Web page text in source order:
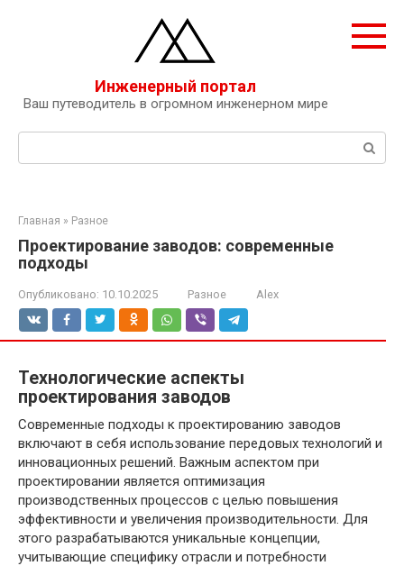
Инженерный портал
Ваш путеводитель в огромном инженерном мире
Поиск:
Главная » Разное
Проектирование заводов: современные
подходы
Опубликовано: 10.10.2025 Разное Alex
Технологические аспекты
проектирования заводов
Современные подходы к проектированию заводов
включают в себя использование передовых технологий и
инновационных решений. Важным аспектом при
проектировании является оптимизация
производственных процессов с целью повышения
эффективности и увеличения производительности. Для
этого разрабатываются уникальные концепции,
учитывающие специфику отрасли и потребности